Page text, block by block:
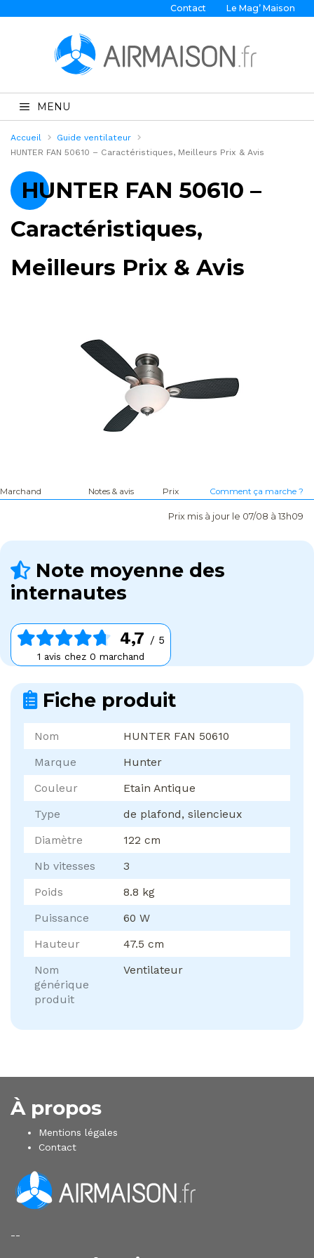
Contact Le Mag’ Maison
MENU
Accueil
Guide ventilateur
HUNTER FAN 50610 – Caractéristiques, Meilleurs Prix & Avis
HUNTER FAN 50610 –
Caractéristiques,
Meilleurs Prix & Avis
Marchand Notes & avis Prix Comment ça marche ?
Prix mis à jour le 07/08 à 13h09
Note moyenne des
internautes
4,7 / 5
1 avis chez 0 marchand
Fiche produit
Nom
HUNTER FAN 50610
Marque
Hunter
Couleur
Etain Antique
Type
de plafond, silencieux
Diamètre
122 cm
Nb vitesses
3
Poids
8.8 kg
Puissance
60 W
Hauteur
47.5 cm
Nom
générique
produit
Ventilateur
À propos
Mentions légales
Contact
--